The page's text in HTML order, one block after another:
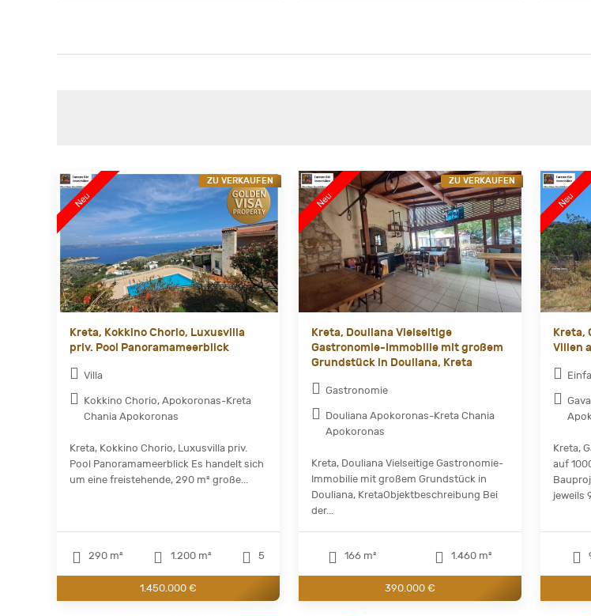
Kreta, Kokkino Chorio, Luxusvilla
priv. Pool Panoramameerblick
Villa
Kokkino Chorio, Apokoronas-Kreta
Chania Apokoronas
Kreta, Kokkino Chorio, Luxusvilla priv.
Pool Panoramameerblick Es handelt sich
um eine freistehende, 290 m² große...
290 m² 1.200 m² 5
1.450.000 €
ZU VERKAUFEN
Kreta, Douliana Vielseitige
Gastronomie-Immobilie mit großem
Grundstück in Douliana, Kreta
Gastronomie
Douliana Apokoronas-Kreta Chania
Apokoronas
Kreta, Douliana Vielseitige Gastronomie-
Immobilie mit großem Grundstück in
Douliana, KretaObjektbeschreibung Bei
der...
166 m² 1.460 m²
390.000 €
ZU VERKAUFEN
Kreta,
Villen
Kreta,
auf
jeweils